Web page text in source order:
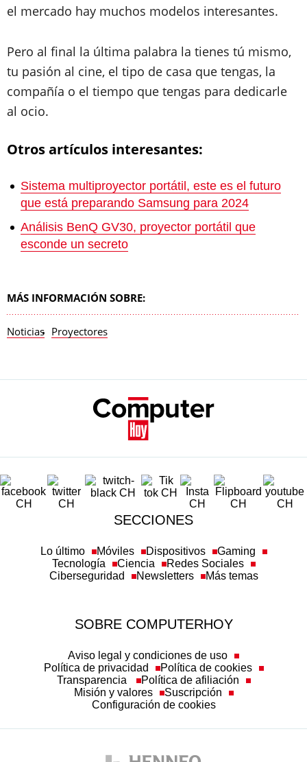
el mercado hay muchos modelos interesantes.
Pero al final la última palabra la tienes tú mismo,
tu pasión al cine, el tipo de casa que tengas, la
compañía o el tiempo que tengas para dedicarle
al ocio.
Otros artículos interesantes:
Sistema multiproyector portátil, este es el futuro
que está preparando Samsung para 2024
Análisis BenQ GV30, proyector portátil que
esconde un secreto
MÁS INFORMACIÓN SOBRE:
Noticias Proyectores
SECCIONES
Lo último Móviles Dispositivos
Gaming
Tecnología
Ciencia
Redes Sociales
Ciberseguridad
Newsletters Más temas
SOBRE COMPUTERHOY
Aviso legal y condiciones de uso
Política de privacidad
Política de cookies
Transparencia
Política de afiliación
Misión y valores
Suscripción
Configuración de cookies